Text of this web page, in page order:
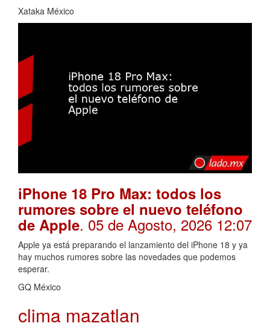
Xataka México
iPhone 18 Pro Max: todos los
rumores sobre el nuevo teléfono
de Apple. 05 de Agosto, 2026 12:07
Apple ya está preparando el lanzamiento del iPhone 18 y ya
hay muchos rumores sobre las novedades que podemos
esperar.
GQ México
clima mazatlan